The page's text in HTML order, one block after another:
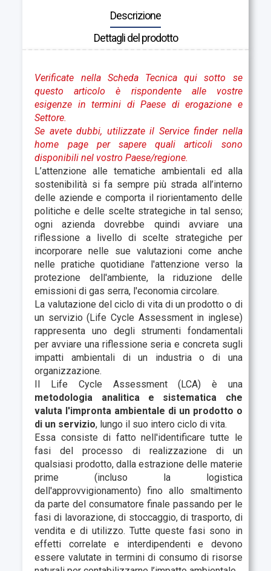
Descrizione
Dettagli del prodotto
Verificate nella Scheda Tecnica qui sotto se
questo articolo è rispondente alle vostre
esigenze in termini di Paese di erogazione e
Settore.
Se avete dubbi, utilizzate il Service finder nella
home page per sapere quali articoli sono
disponibili nel vostro Paese/regione.
L’attenzione alle tematiche ambientali ed alla
sostenibilità si fa sempre più strada all’interno
delle aziende e comporta il riorientamento delle
politiche e delle scelte strategiche in tal senso;
ogni azienda dovrebbe quindi avviare una
riflessione a livello di scelte strategiche per
incorporare nelle sue valutazioni come anche
nelle pratiche quotidiane l'attenzione verso la
protezione dell'ambiente, la riduzione delle
emissioni di gas serra, l'economia circolare.
La valutazione del ciclo di vita di un prodotto o di
un servizio (Life Cycle Assessmentin inglese)
rappresenta uno degli strumenti fondamentali
per avviare una riflessione seria e concreta sugli
impatti ambientali di un industria o di una
organizzazione.
Il Life Cycle Assessment(LCA) è una
metodologia analitica e sistematica che
valuta l'impronta ambientale di un prodotto o
di un servizio, lungo il suo intero ciclo di vita.
Essa consiste di fatto nell'identificare tutte le
fasi del processo di realizzazione di un
qualsiasi prodotto, dalla estrazione delle materie
prime (incluso la logistica
dell'approvvigionamento) fino allo smaltimento
da parte del consumatore finale passando per le
fasi di lavorazione, di stoccaggio, di trasporto, di
vendita e di utilizzo. Tutte queste fasi sono in
effetti correlate e interdipendenti e devono
essere valutate in termini di consumo di risorse